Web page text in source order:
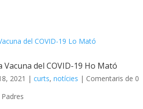
Vacuna del COVID-19 Ho Mató
2021 | curts, notícies | Comentaris de 0